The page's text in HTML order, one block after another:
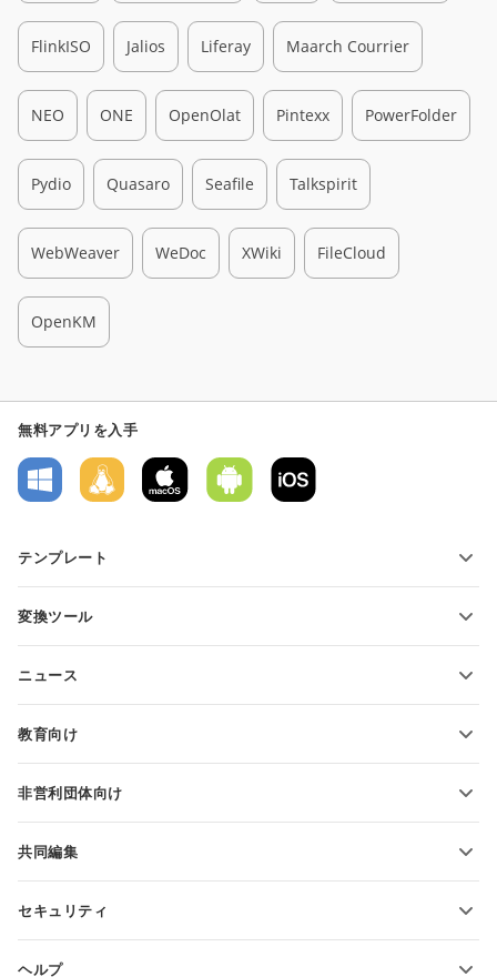
FlinkISO Jalios Liferay Maarch Courrier
NEO ONE OpenOlat Pintexx PowerFolder
Pydio Quasaro Seafile Talkspirit
WebWeaver WeDoc XWiki FileCloud
OpenKM
無料アプリを入手
テンプレート
テキスト文書テンプレート
変換ツール
スプレッドシートの変換
PDFの変換
ニュース
教育向け
教育関係者向け
非営利団体向け
無料アカウントをリクエスト
共同編集
翻訳者向け
セキュリティ
ヘルプ